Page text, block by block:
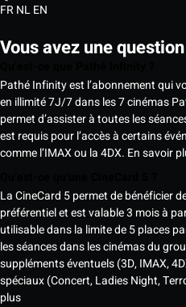
FRNLEN
Vous avez une
Pathé Infinity est l’abonnement qui
en illimité 7J/7 dans les 7 cinémas
permet d’assister à toutes les
est requis pour l’accès à certains
comme l’IMAX ou la 4DX. En savoir
La CineCard 5 permet de bénéficier
préférentiel et est valable 3 mois à
utilisable dans la limite de 5 places
les séances dans les cinémas du
suppléments éventuels (3D, IMAX,
spéciaux (Concert, Ladies Night,
plus